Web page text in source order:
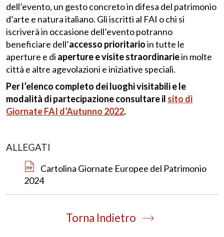
dell’evento, un gesto concreto in difesa del patrimonio
d’arte e natura italiano. Gli iscritti al FAI o chi si
iscriverà in occasione dell’evento potranno
beneficiare dell’accesso prioritarioin tutte le
aperture e di aperture e visite straordinariein molte
città e altre agevolazioni e iniziative speciali.
Per l’elenco completo dei luoghi visitabili e le
modalità di partecipazione consultare il sito di
Giornate FAI d’Autunno 2022.
ALLEGATI
Cartolina Giornate Europee del Patrimonio
2024
Torna Indietro